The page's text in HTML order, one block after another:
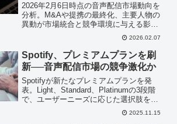
2026年2月6日時点の音声配信市場動向を
分析。M&Aや提携の最終化、主要人物の
異動が市場統合と競争環境に与える影響
を深掘りし、今後の展開を予測。2026.02.07
Spotify、プレミアムプランを刷
新──音声配信市場の競争激化か
Spotifyが新たなプレミアムプランを発
表。Light、Standard、Platinumの3段階
で、ユーザーニーズに応じた選択肢を提
供。音声配信市場の競争環境に変化をも
たらす可能性について解説します。
2025.11.15